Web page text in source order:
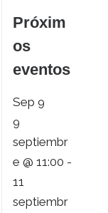
Próxim
os
eventos
Sep9
9
septiembr
e @ 11:00 -
11
septiembr